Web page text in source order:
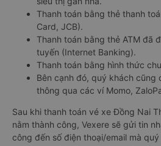
Thanh toán bằng thẻ thanh
Card, JCB).
Thanh toán bằng thẻ ATM đã
tuyến (Internet Banking).
Thanh toán bằng hình thức
Bên cạnh đó, quý khách cũng
thông qua các ví Momo,
Sau khi thanh toán vé xe Đồng Nai
nằm thành công, Vexere sẽ gửi tin
công đến số điện thoại/email mà